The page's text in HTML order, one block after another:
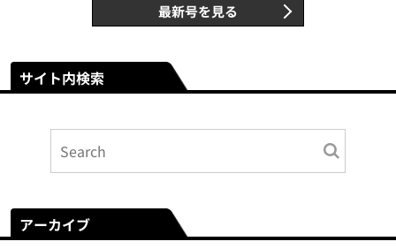
最新号を見る
サイト内検索
アーカイブ